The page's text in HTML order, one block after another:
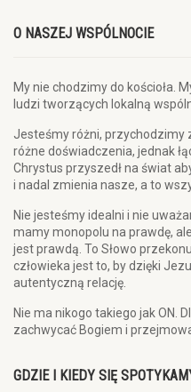
O NASZEJ WSPÓLNOCIE
My nie chodzimy do kościoła.
ludzi tworzących lokalną
Jesteśmy różni, przychodzimy
różne doświadczenia, jednak
Chrystus przyszedł na świat
i nadal zmienia nasze, a to
Nie jesteśmy idealni i nie
mamy monopolu na prawdę,
jest prawdą. To Słowo
człowieka jest to, by dzięki
autentyczną relację.
Nie ma nikogo takiego jak ON.
zachwycać Bogiem i
GDZIE I KIEDY SIĘ